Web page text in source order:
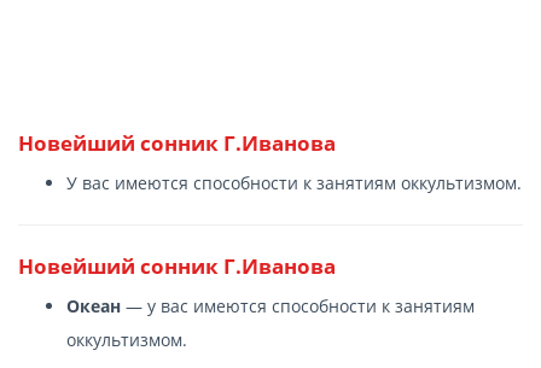
Новейший сонник Г.Иванова
У вас имеются способности к занятиям оккультизмом.
Новейший сонник Г.Иванова
Океан — у вас имеются способности к занятиям
оккультизмом.